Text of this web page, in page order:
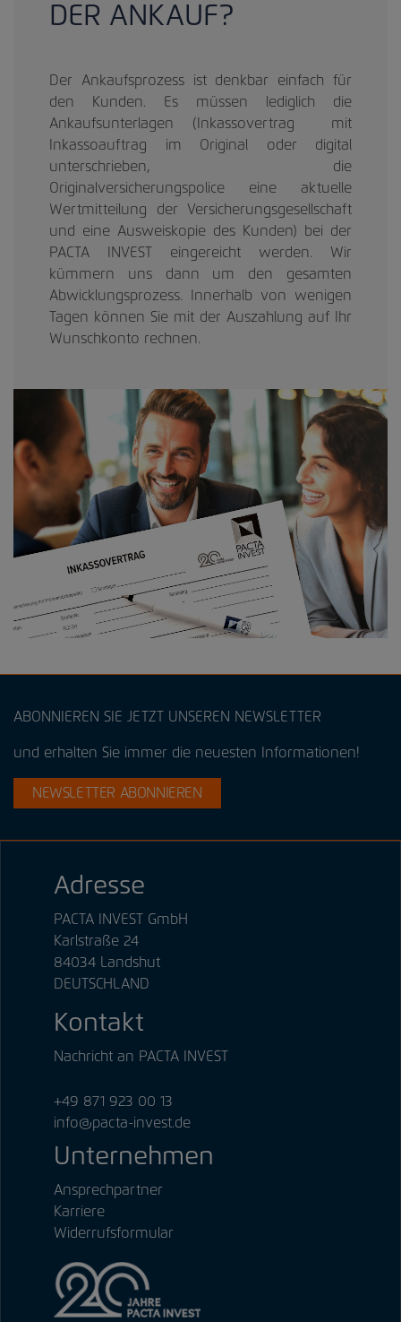
DER ANKAUF?
Der Ankaufsprozess ist denkbar einfach für
den Kunden. Es müssen lediglich die
Ankaufsunterlagen (Inkassovertrag mit
Inkassoauftrag im Original oder digital
unterschrieben, die
Originalversicherungspolice eine aktuelle
Wertmitteilung der Versicherungsgesellschaft
und eine Ausweiskopie des Kunden) bei der
PACTA INVEST eingereicht werden. Wir
kümmern uns dann um den gesamten
Abwicklungsprozess. Innerhalb von wenigen
Tagen können Sie mit der Auszahlung auf Ihr
Wunschkonto rechnen.
ABONNIEREN SIE JETZT UNSEREN NEWSLETTER
und erhalten Sie immer die neuesten Informationen!
NEWSLETTER ABONNIEREN
Adresse
PACTA INVEST GmbH
Karlstraße 24
84034 Landshut
DEUTSCHLAND
Kontakt
Nachricht an PACTA INVEST
Unternehmen
Ansprechpartner
Karriere
Widerrufsformular
+49 871 923 00 13
info@pacta-invest.de